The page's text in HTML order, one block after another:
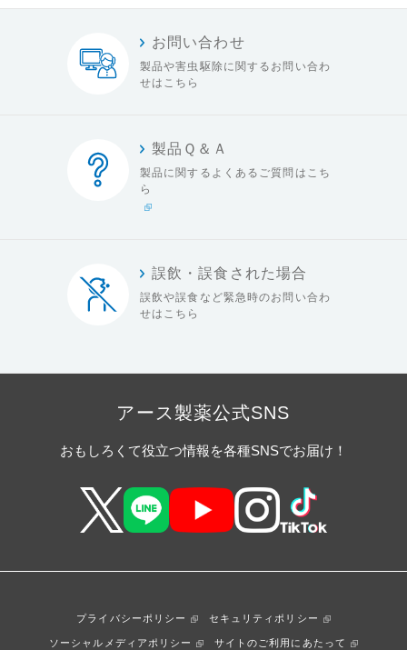
お問い合わせ
製品や害虫駆除に関する お問い合わ
せはこちら
製品Ｑ＆Ａ
製品に関するよくある ご質問はこち
ら
誤飲・誤食された場合
誤飲や誤食など緊急時のお問い合わ
せはこちら
アース製薬公式SNS
おもしろくて役立つ情報を各種SNSでお届け！
プライバシーポリシー セキュリティポリシー
ソーシャルメディアポリシー サイトのご利用にあたって